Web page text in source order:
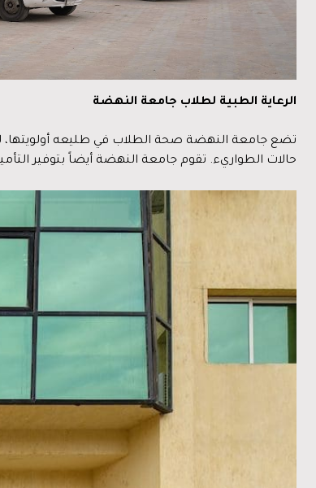
الرعاية الطبية لطلاب جامعة النهضة
حالات الطواريء. تقوم جامعة النهضة أيضاً بتوفير